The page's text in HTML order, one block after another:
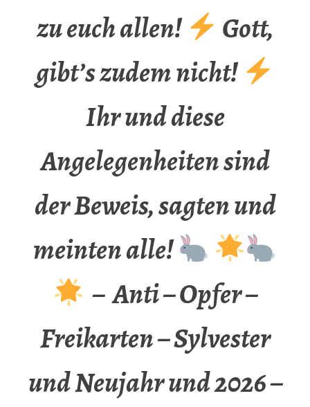
zu euch allen!
Gott,
gibt’s zudem nicht!
Ihr und diese
Angelegenheiten sind
der Beweis, sagten und
meinten alle!
– Anti – Opfer –
Freikarten – Sylvester
und Neujahr und 2026 –